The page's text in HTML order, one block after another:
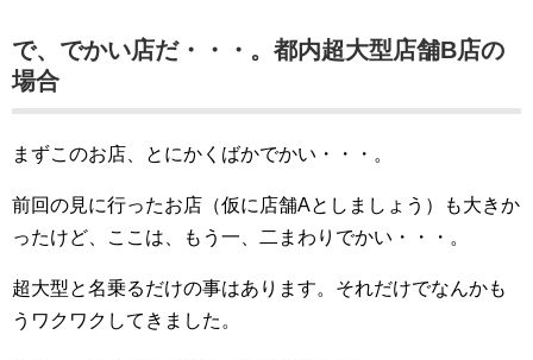
で、でかい店だ・・・。都内超大型店舗B店の
場合
まずこのお店、とにかくばかでかい・・・。
前回の見に行ったお店（仮に店舗Aとしましょう）も大きか
ったけど、ここは、もう一、二まわりでかい・・・。
超大型と名乗るだけの事はあります。それだけでなんかも
うワクワクしてきました。